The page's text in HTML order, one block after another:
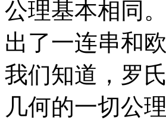
公理基本相同
出了一连串和
我们知道，罗
几何的一切公